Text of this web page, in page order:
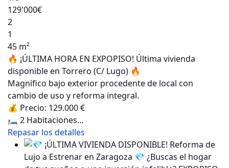
129'000€
2
1
45 m²
🔥 ¡ÚLTIMA HORA EN EXPOPISO! Última vivienda
disponible en Torrero (C/ Lugo) 🔥
Magnífico bajo exterior procedente de local con
cambio de uso y reforma integral.
💰 Precio: 129.000 €
🛏️ 2 Habitaciones…
Repasar los detalles